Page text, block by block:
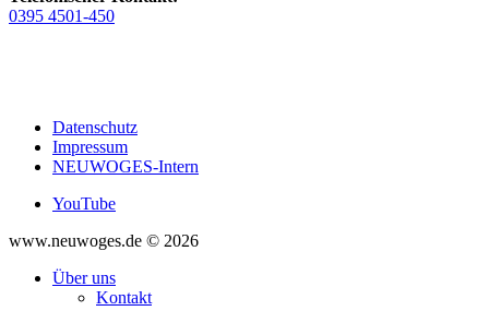
0395 4501-450
Datenschutz
Impressum
NEUWOGES-Intern
YouTube
www.neuwoges.de © 2026
Über uns
Kontakt